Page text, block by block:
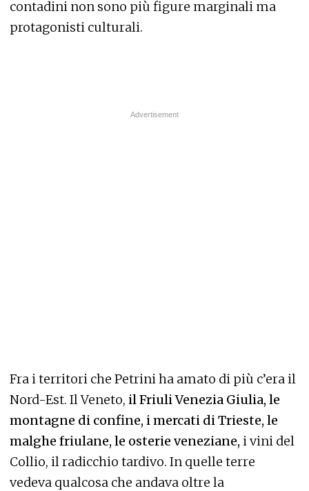
contadini non sono più figure marginali ma
protagonisti culturali.
Fra i territori che Petrini ha amato di più c’era il
Nord-Est. Il Veneto, il Friuli Venezia Giulia, le
montagne di confine, i mercati di Trieste, le
malghe friulane, le osterie veneziane, i vini del
Collio, il radicchio tardivo. In quelle terre
vedeva qualcosa che andava oltre la